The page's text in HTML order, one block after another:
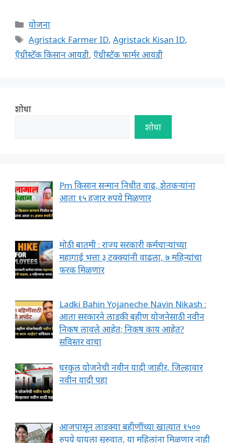
Categories
योजना
Tags
Agristack Farmer ID,Agristack Kisan ID,
ऍग्रीस्टॅक किसान आयडी, ऍग्रीस्टॅक फार्मर आयडी
शोधा
शोधा
Pm किसान सन्मान निधीत वाढ, शेतकऱ्यांना
आता १५ हजार रुपये मिळणार
मोठी बातमी : राज्य सरकारी कर्मचाऱ्यांच्या
महागाई भत्ता ३ टक्क्यांनी वाढला, ७ महिन्यांचा
फरक मिळणार
Ladki Bahin Yojaneche Navin Nikash :
आता सरकारने लाडकी बहीण योजनेसाठी नवीन
निकष लावले आहेत; निकष काय आहेत?
सविस्तर वाचा
घरकुल योजनेची नवीन यादी जाहीर, जिल्हावार
नवीन यादी पहा
आजपासून लाडक्या बहीणींच्या खात्यात १५००
रुपये यायला सुरुवात, या महिलांना मिळणार नाही